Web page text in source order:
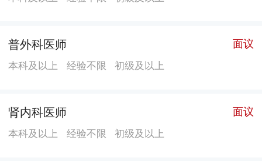
普外科医师 面议
本科及以上 经验不限 初级及以上
肾内科医师 面议
本科及以上 经验不限 初级及以上